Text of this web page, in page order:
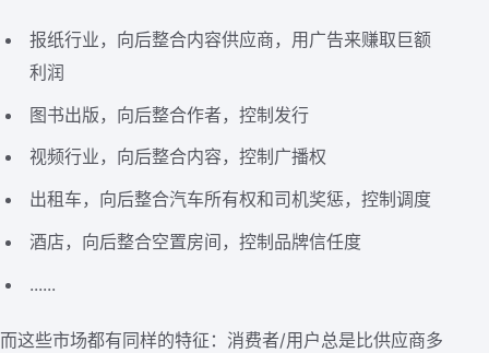
报纸行业，向后整合内容供应商，用广告来赚取巨额
利润
图书出版，向后整合作者，控制发行
视频行业，向后整合内容，控制广播权
出租车，向后整合汽车所有权和司机奖惩，控制调度
酒店，向后整合空置房间，控制品牌信任度
......
而这些市场都有同样的特征：消费者/用户总是比供应商多